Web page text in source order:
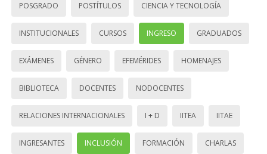
POSGRADO POSTÍTULOS CIENCIA Y TECNOLOGÍA
INSTITUCIONALES CURSOS INGRESO GRADUADOS
EXÁMENES GÉNERO EFEMÉRIDES HOMENAJES
BIBLIOTECA DOCENTES NODOCENTES
RELACIONES INTERNACIONALES I + D IITEA IITAE
INGRESANTES INCLUSIÓN FORMACIÓN CHARLAS